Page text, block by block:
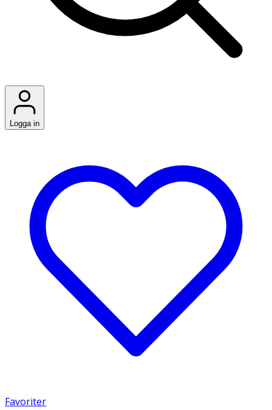
Logga in
Favoriter